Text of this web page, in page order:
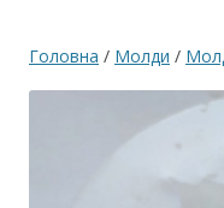
Головна / Молди /